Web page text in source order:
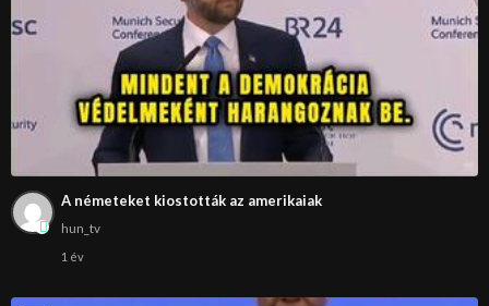
A németeket kiostották az amerikaiak
hun_tv
1 év